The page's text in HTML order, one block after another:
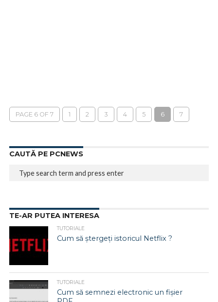
PAGE 6 OF 7 1 2 3 4 5 6 7
CAUTĂ PE PCNEWS
TE-AR PUTEA INTERESA
TUTORIALE
Cum să ștergeți istoricul Netflix ?
TUTORIALE
Cum să semnezi electronic un fișier